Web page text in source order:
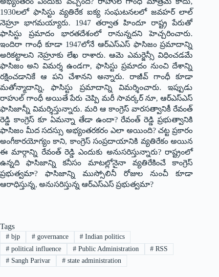
1930లలో ఫాసిస్టు వ్యతిరేక ఐక్య సంఘటనలలో జవహర్ లాల్
నెహ్రూ భాగమయ్యారు. 1947 తర్వాత హిందూ రాష్ట్ర పేరుతో
ఫాసిస్టు ప్రమాదం భారతదేశంలో రానున్నదని హెచ్చరించారు.
ఇందిరా గాంధీ కూడా 1947లోనే ఆర్ఎస్ఎస్ ఫాసిజం ప్రమాదాన్ని
అరికట్టాలని నెహ్రూకు లేఖ రాశారు. ఆమె ఎమర్జెన్సీ విధించడమే
ఫాసిజం అని విమర్శ ఉండగా, ఫాసిస్టు ప్రమాదం నుంచి దేశాన్ని
రక్షించడానికే ఆ పని చేశానని అన్నారు. రాజీవ్ గాంధీ కూడా
మతోన్మాదాన్ని, ఫాసిస్టు ప్రమాదాన్ని విమర్శించారు. ఇప్పుడు
రాహుల్ గాంధీ అయితే పేరు చెప్పి మరీ సావర్కర్ నూ, ఆర్ఎస్ఎస్
ఫాసిజాన్నీ విమర్శిస్తున్నారు. మరి ఆ కాంగ్రెస్ వారసత్వానికీ రేవంత్
రెడ్డి కాంగ్రెస్ కూ ఏమన్నా తేడా ఉందా? రేవంత్ రెడ్డి ప్రభుత్వానికి
ఫాసిజం మీద సదస్సు అభ్యంతరకరం ఎలా అయింది? చట్ట ప్రకారం
అంగీకారయోగ్యం కాని, కాంగ్రెస్ సంప్రదాయానికి వ్యతిరేకం అయిన
ఈ మార్గాన్ని రేవంత్ రెడ్డి ఎందుకు అనుసరిస్తున్నారు? రాష్ట్రంలో
ఉన్నది ఫాసిజాన్ని కనీసం మాటల్లోనైనా వ్యతిరేకించే కాంగ్రెస్
ప్రభుత్వమా? ఫాసిజాన్ని ముస్సోలినీ రోజుల నుంచీ కూడా
ఆరాధిస్తున్న, అనుసరిస్తున్న ఆర్ఎస్ఎస్ ప్రభుత్వమా?
Tags
#bjp #governance # Indian politics
#political influence #Public Administration # RSS
#Sangh Parivar #state administration